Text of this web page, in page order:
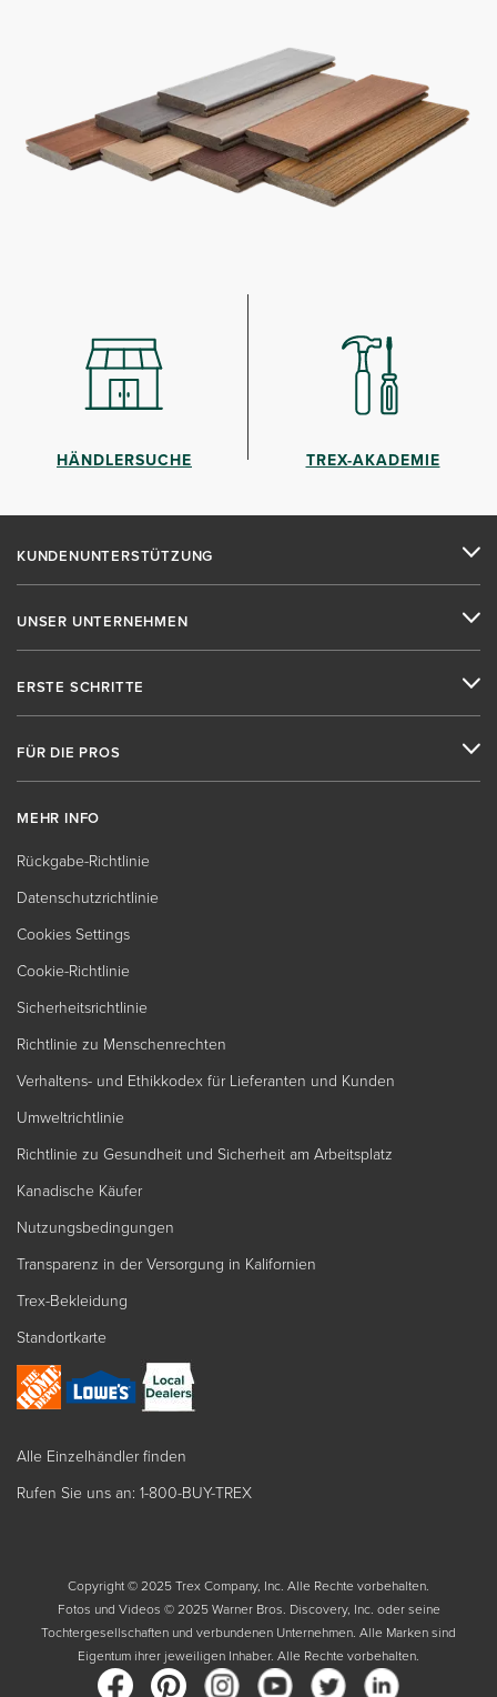
HÄNDLERSUCHE TREX-AKADEMIE
KUNDENUNTERSTÜTZUNG
UNSER UNTERNEHMEN
ERSTE SCHRITTE
FÜR DIE PROS
MEHR INFO
Rückgabe-Richtlinie
Datenschutzrichtlinie
Cookies Settings
Cookie-Richtlinie
Sicherheitsrichtlinie
Richtlinie zu Menschenrechten
Verhaltens- und Ethikkodex für Lieferanten und Kunden
Umweltrichtlinie
Richtlinie zu Gesundheit und Sicherheit am Arbeitsplatz
Kanadische Käufer
Nutzungsbedingungen
Transparenz in der Versorgung in Kalifornien
Trex-Bekleidung
Standortkarte
Alle Einzelhändler finden
Rufen Sie uns an: 1-800-BUY-TREX
Copyright © 2025 Trex Company, Inc. Alle Rechte vorbehalten.
Fotos und Videos © 2025 Warner Bros. Discovery, Inc. oder seine
Tochtergesellschaften und verbundenen Unternehmen. Alle Marken sind
Eigentum ihrer jeweiligen Inhaber. Alle Rechte vorbehalten.